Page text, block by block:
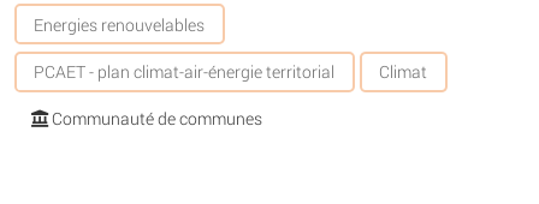
Energies renouvelables
PCAET - plan climat-air-énergie territorial Climat
Communauté de communes